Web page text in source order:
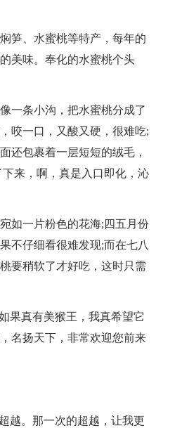
笋、水蜜桃等特产，每年的
美味。奉化的水蜜桃个头
一条小沟，把水蜜桃分成了
咬一口，又酸又硬，很难吃;
还包裹着一层短短的绒毛，
来，啊，真是入口即化，沁
如一片粉色的花海;四五月份
不仔细看很难发现;而在七八
要稍软了才好吃，这时只需
果真有美猴王，我真希望它
名扬天下，非常欢迎您前来
越。那一次的超越，让我更